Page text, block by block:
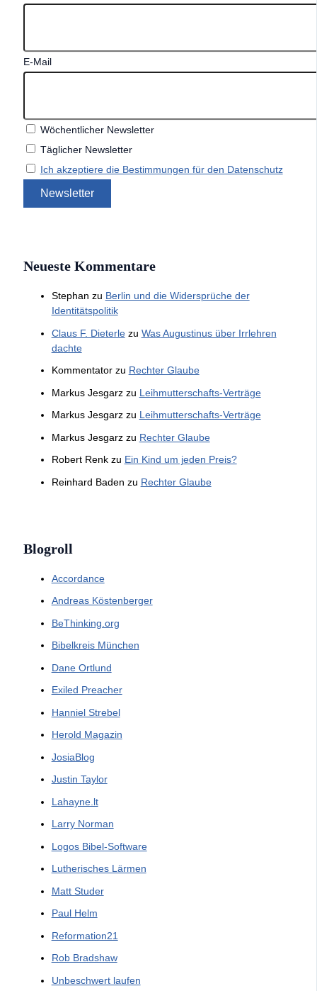
E-Mail
Wöchentlicher Newsletter
Täglicher Newsletter
Ich akzeptiere die Bestimmungen für den Datenschutz
Neueste Kommentare
Stephan zu Berlin und die Widersprüche der
Identitätspolitik
Claus F. Dieterlezu Was Augustinus über Irrlehren
dachte
Kommentatorzu Rechter Glaube
Markus Jesgarzzu Leihmutterschafts-Verträge
Markus Jesgarzzu Leihmutterschafts-Verträge
Markus Jesgarzzu Rechter Glaube
Robert Renkzu Ein Kind um jeden Preis?
Reinhard Baden zu Rechter Glaube
Blogroll
Accordance
Andreas Köstenberger
BeThinking.org
Bibelkreis München
Dane Ortlund
Exiled Preacher
Hanniel Strebel
Herold Magazin
JosiaBlog
Justin Taylor
Lahayne.lt
Larry Norman
Logos Bibel-Software
Lutherisches Lärmen
Matt Studer
Paul Helm
Reformation21
Rob Bradshaw
Unbeschwert laufen